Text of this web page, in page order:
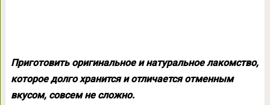
Приготовить оригинальное и натуральное лакомство,
которое долго хранится и отличается отменным
вкусом, совсем не сложно.